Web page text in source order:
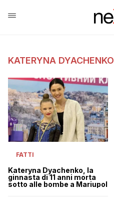
KATERYNA DYACHENKO
FATTI
Kateryna Dyachenko, la
ginnasta di 11 anni morta
sotto alle bombe a Mariupol